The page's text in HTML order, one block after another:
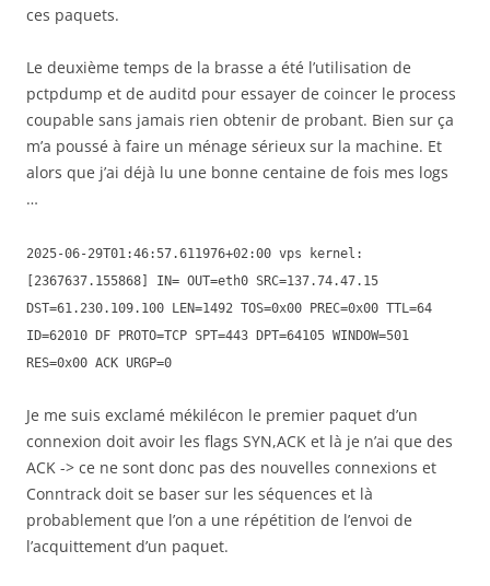
ces paquets.
Le deuxième temps de la brasse a été l’utilisation de
pctpdump et de auditd pour essayer de coincer le process
coupable sans jamais rien obtenir de probant. Bien sur ça
m’a poussé à faire un ménage sérieux sur la machine. Et
alors que j’ai déjà lu une bonne centaine de fois mes logs
…
2025-06-29T01:46:57.611976+02:00 vps kernel:
[2367637.155868] IN= OUT=eth0 SRC=137.74.47.15
DST=61.230.109.100 LEN=1492 TOS=0x00 PREC=0x00 TTL=64
ID=62010 DF PROTO=TCP SPT=443 DPT=64105 WINDOW=501
RES=0x00 ACK URGP=0
Je me suis exclamé mékilécon le premier paquet d’un
connexion doit avoir les flags SYN,ACK et là je n’ai que des
ACK -> ce ne sont donc pas des nouvelles connexions et
Conntrack doit se baser sur les séquences et là
probablement que l’on a une répétition de l’envoi de
l’acquittement d’un paquet.